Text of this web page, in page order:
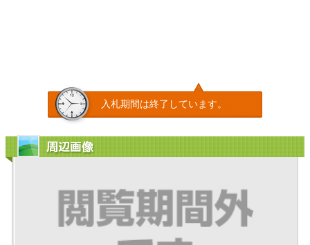
入札期間は終了しています。
周辺画像